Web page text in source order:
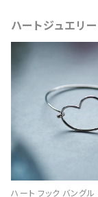
ハートジュエリー
ハート フック バング